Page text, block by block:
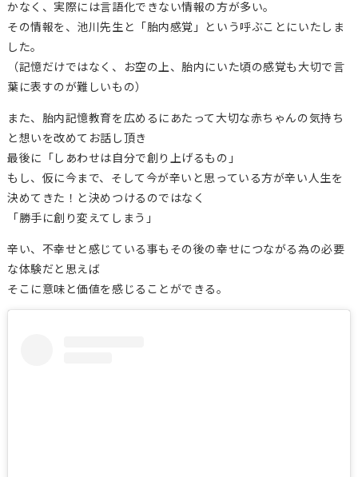
かなく、実際には言語化できない情報の方が多い。
その情報を、池川先生と「胎内感覚」という呼ぶことにいたしま
した。
（記憶だけではなく、お空の上、胎内にいた頃の感覚も大切で言
葉に表すのが難しいもの）
また、胎内記憶教育を広めるにあたって大切な赤ちゃんの気持ち
と想いを改めてお話し頂き
最後に「しあわせは自分で創り上げるもの」
もし、仮に今まで、そして今が辛いと思っている方が辛い人生を
決めてきた！と決めつけるのではなく
「勝手に創り変えてしまう」
辛い、不幸せと感じている事もその後の幸せにつながる為の必要
な体験だと思えば
そこに意味と価値を感じることができる。